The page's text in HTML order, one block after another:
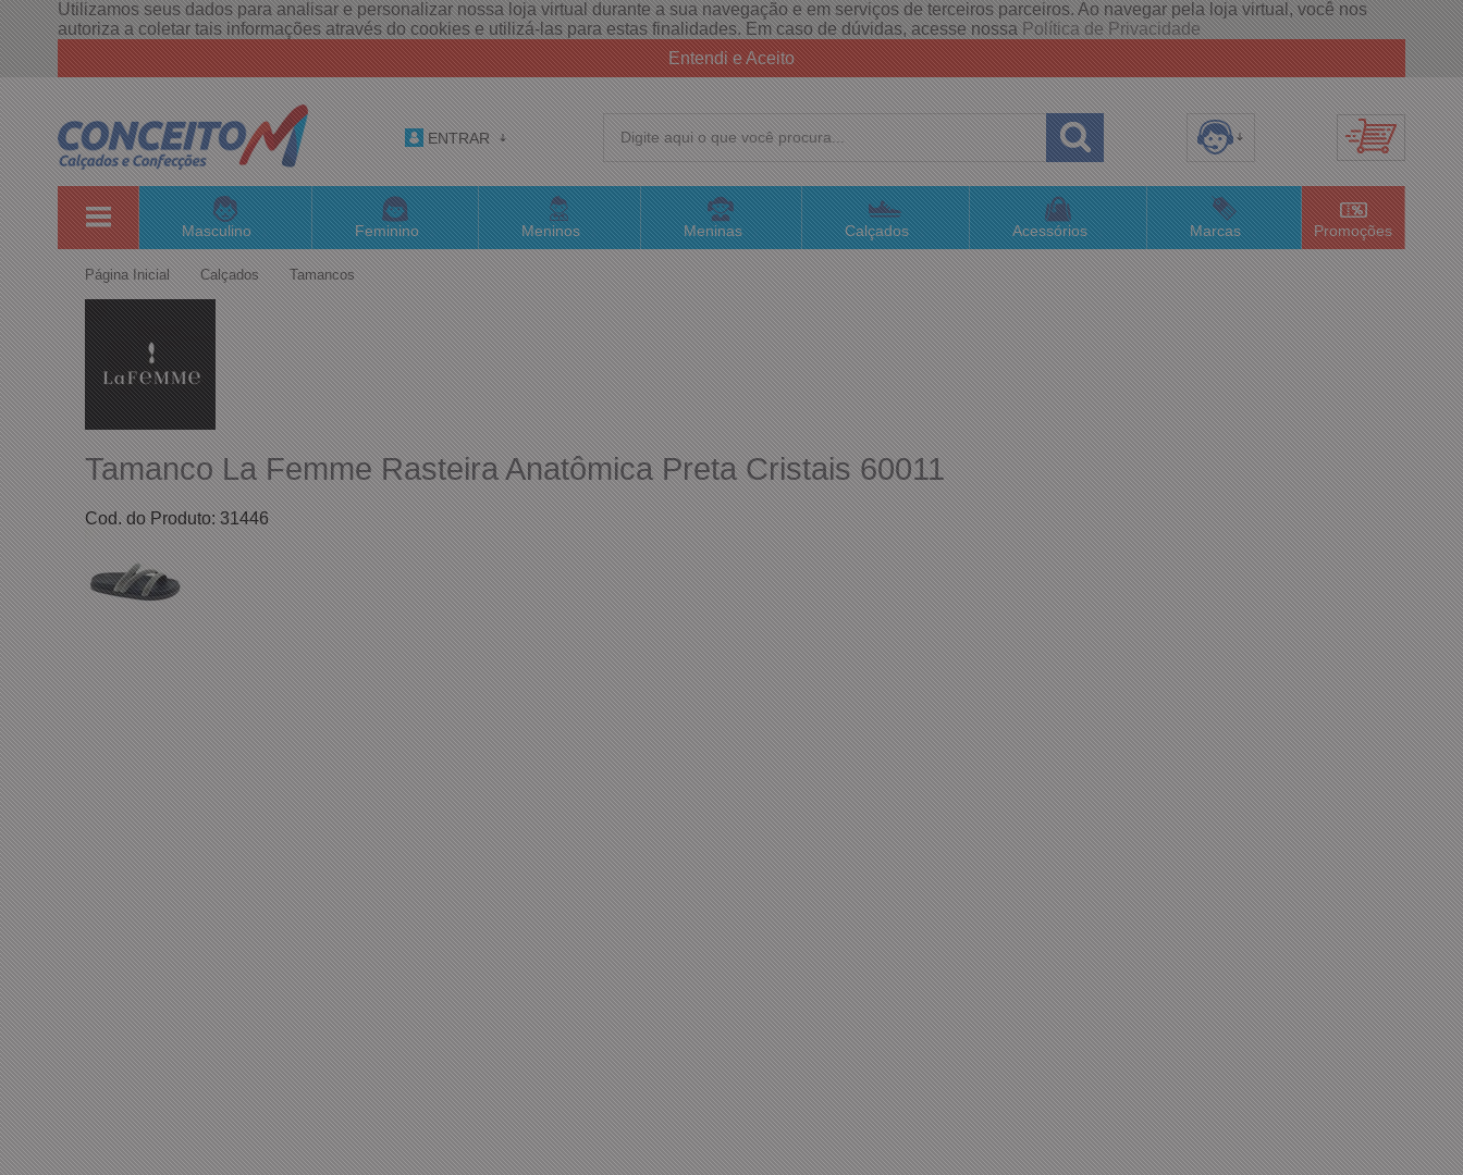
Utilizamos seus dados para analisar e personalizar nossa loja virtual durante a sua navegação e em serviços de terceiros parceiros. Ao navegar pela loja virtual, você nos
autoriza a coletar tais informações através do cookies e utilizá-las para estas finalidades. Em caso de dúvidas, acesse nossaPolítica de Privacidade
Entendi e Aceito
ENTRAR
(48) 3658-4820
(48)996063435
sac@lojaconceitom.com.br
Atendimento Online
Masculino Feminino Meninos Meninas Calçados Acessórios Marcas Promoções
Página Inicial Calçados Tamancos
Tamanco La Femme Rasteira Anatômica Preta Cristais 60011
Cod. do Produto: 31446